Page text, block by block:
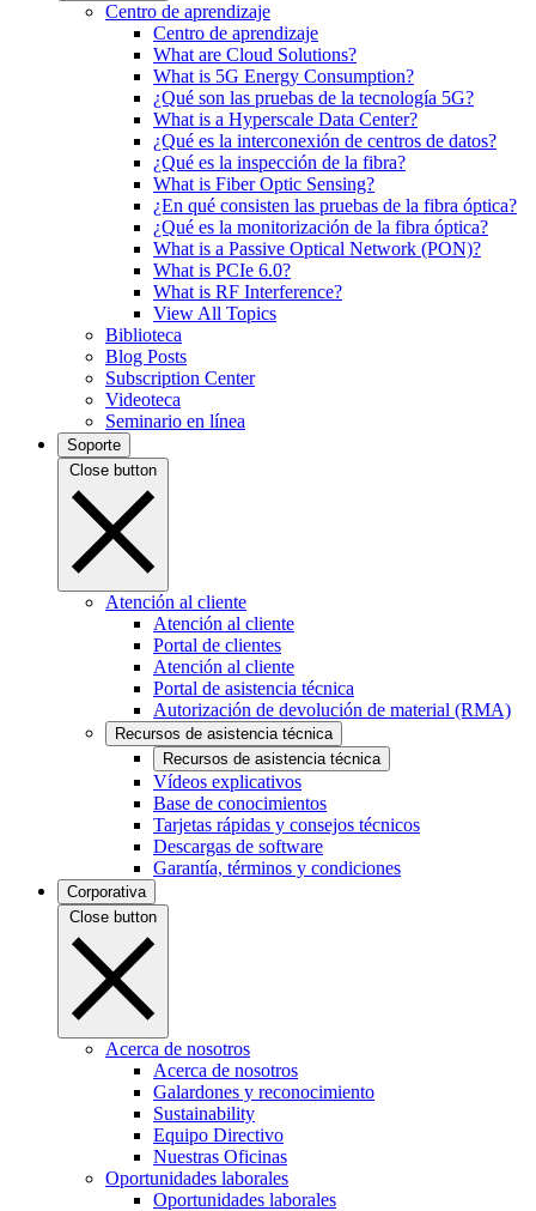
Centro de aprendizaje
Centro de aprendizaje
What are Cloud Solutions?
What is 5G Energy Consumption?
¿Qué son las pruebas de la tecnología 5G?
What is a Hyperscale Data Center?
¿Qué es la interconexión de centros de datos?
¿Qué es la inspección de la fibra?
What is Fiber Optic Sensing?
¿En qué consisten las pruebas de la fibra óptica?
¿Qué es la monitorización de la fibra óptica?
What is a Passive Optical Network (PON)?
What is PCIe 6.0?
What is RF Interference?
View All Topics
Biblioteca
Blog Posts
Subscription Center
Videoteca
Seminario en línea
Soporte
Close button
Atención al cliente
Atención al cliente
Portal de clientes
Atención al cliente
Portal de asistencia técnica
Autorización de devolución de material (RMA)
Recursos de asistencia técnica
Recursos de asistencia técnica
Vídeos explicativos
Base de conocimientos
Tarjetas rápidas y consejos técnicos
Descargas de software
Garantía, términos y condiciones
Corporativa
Close button
Acerca de nosotros
Acerca de nosotros
Galardones y reconocimiento
Sustainability
Equipo Directivo
Nuestras Oficinas
Oportunidades laborales
Oportunidades laborales